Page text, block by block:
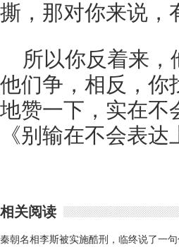
撕，那对你来说，
所以你反着来
他们争，相反，你
地赞一下，实在不
《别输在不会表
相关阅读
秦朝名相李斯被实施酷刑，临终说了一句